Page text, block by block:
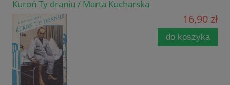
Kuroń Ty draniu / Marta Kucharska
16,90 zł
do koszyka